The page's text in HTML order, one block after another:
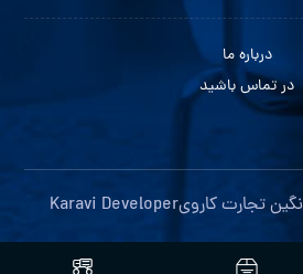
درباره ما
در تماس باشید
نگین تجارت کارویKaravi Developer